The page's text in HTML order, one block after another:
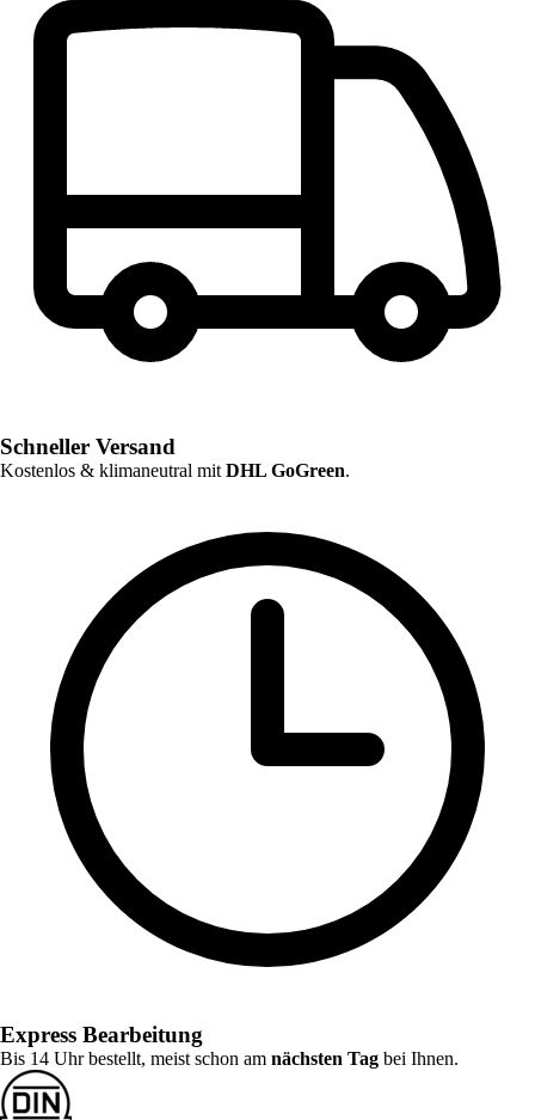
Schneller Versand
Kostenlos & klimaneutral mit DHL GoGreen.
Express Bearbeitung
Bis 14 Uhr bestellt, meist schon am nächsten Tag bei Ihnen.